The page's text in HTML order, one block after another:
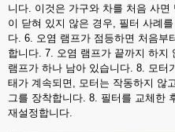
니다. 이것은 가구와 차를 처음 사
이 닫혀 있지 않은 경우, 필터 사례
다. 6. 오염 램프가 점등하면 처음부
합니다. 7. 오염 램프가 끝까지 하지
램프가 하나 남아 있습니다. 8. 모터
태가 계속되면, 모터는 작동하지 않
그를 장착합니다. 8. 필터를 교체한
재설정합니다.